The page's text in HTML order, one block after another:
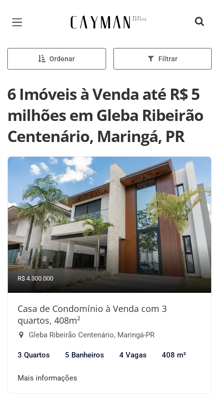
Página inicial
Ordenar Filtrar
6 Imóveis à Venda até R$ 5
milhões em Gleba Ribeirão
Centenário, Maringá, PR
R$ 4.300.000
Casa de Condomínio à Venda com 3
quartos, 408m²
Gleba Ribeirão Centenário, Maringá-PR
3 Quartos 5 Banheiros 4 Vagas 408 m²
Mais informações